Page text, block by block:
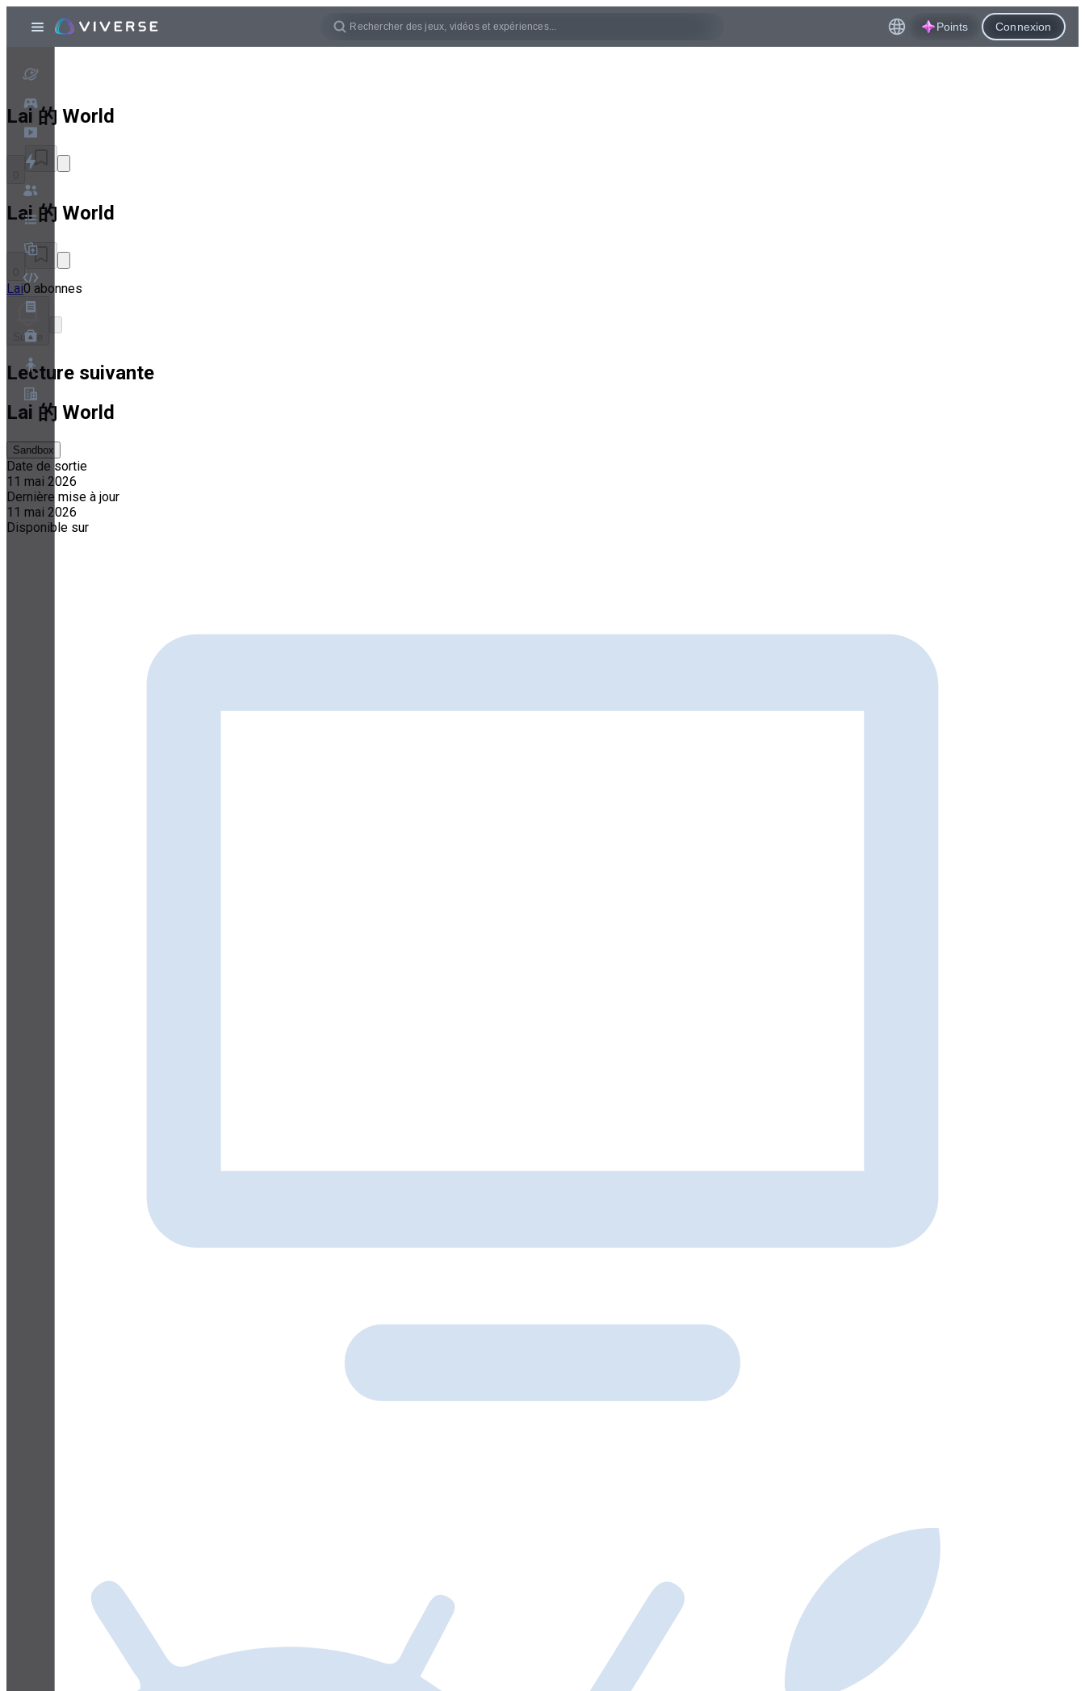
Programme de partenariat
Conditions
Confidentialité
Cookies
Paramètres Cookies
Livre blanc sur la sécurité et la confidentialité
Points Connexion
Lai 的 World
Lai 的 World
Lai0 abonnes
Suivre
Lecture suivante
Lai 的 World
Sandbox
Date de sortie
11 mai 2026
Dernière mise à jour
11 mai 2026
Disponible sur